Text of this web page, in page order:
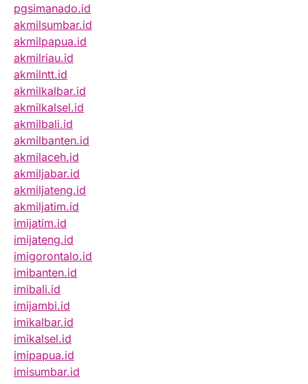
pgsimanado.id
akmilsumbar.id
akmilpapua.id
akmilriau.id
akmilntt.id
akmilkalbar.id
akmilkalsel.id
akmilbali.id
akmilbanten.id
akmilaceh.id
akmiljabar.id
akmiljateng.id
akmiljatim.id
imijatim.id
imijateng.id
imigorontalo.id
imibanten.id
imibali.id
imijambi.id
imikalbar.id
imikalsel.id
imipapua.id
imisumbar.id